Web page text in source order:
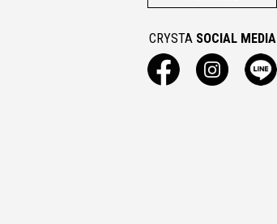
CRYSTA SOCIAL MEDIA